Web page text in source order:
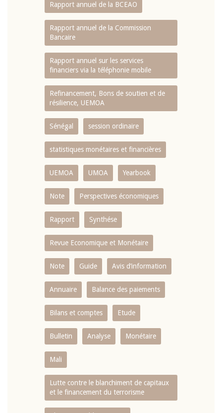
Rapport annuel de la BCEAO
Rapport annuel de la Commission
Bancaire
Rapport annuel sur les services
financiers via la téléphonie mobile
Refinancement, Bons de soutien et de
résilience, UEMOA
Sénégal session ordinaire
statistiques monétaires et financières
UEMOA UMOA Yearbook
Note Perspectives économiques
Rapport Synthése
Revue Economique et Monétaire
Note Guide Avis d’information
Annuaire Balance des paiements
Bilans et comptes Etude
Bulletin Analyse Monétaire
Mali
Lutte contre le blanchiment de capitaux
et le financement du terrorisme